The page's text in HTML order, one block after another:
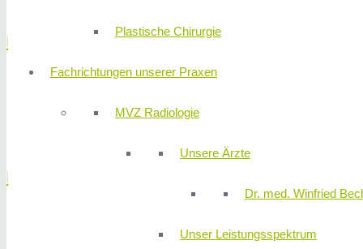
Plastische Chirurgie
Fachrichtungen unserer Praxen
MVZ Radiologie
Unsere Ärzte
Dr. med. Winfried
Unser Leistungsspektrum
Leber
Lebermetastasen
Magen